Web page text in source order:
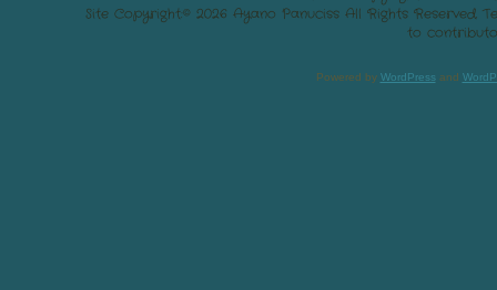
Site Copyright:© 2026 Ayano Panuciss All Rights
to
Powered by WordPressand